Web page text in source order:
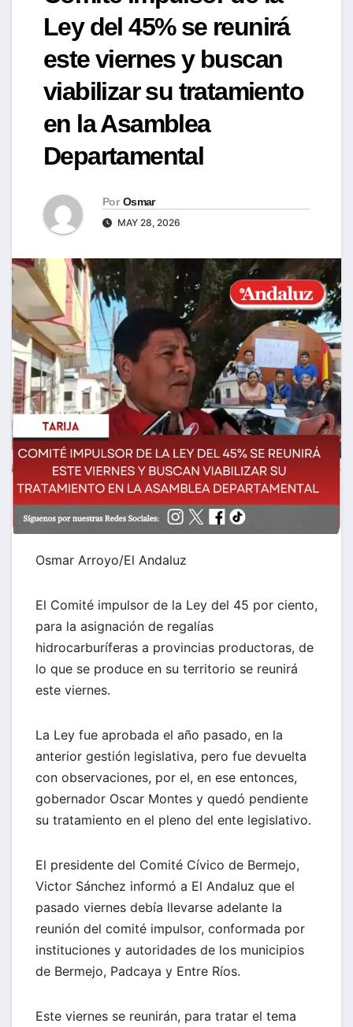
Ley del 45% se reunirá
este viernes y buscan
viabilizar su tratamiento
en la Asamblea
Departamental
Por Osmar
MAY 28, 2026
Osmar Arroyo/El Andaluz
El Comité impulsor de la Ley del 45 por ciento,
para la asignación de regalías
hidrocarburíferas a provincias productoras, de
lo que se produce en su territorio se reunirá
este viernes.
La Ley fue aprobada el año pasado, en la
anterior gestión legislativa, pero fue devuelta
con observaciones, por el, en ese entonces,
gobernador Oscar Montes y quedó pendiente
su tratamiento en el pleno del ente legislativo.
El presidente del Comité Cívico de Bermejo,
Victor Sánchez informó a El Andaluz que el
pasado viernes debía llevarse adelante la
reunión del comité impulsor, conformada por
instituciones y autoridades de los municipios
de Bermejo, Padcaya y Entre Ríos.
Este viernes se reunirán, para tratar el tema